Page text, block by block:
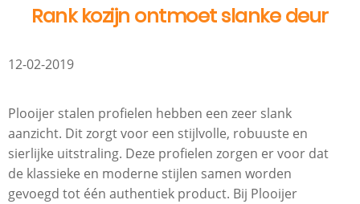
Rank kozijn ontmoet slanke deur
12-02-2019
Plooijer stalen profielen hebben een zeer slank
aanzicht. Dit zorgt voor een stijlvolle, robuuste en
sierlijke uitstraling. Deze profielen zorgen er voor dat
de klassieke en moderne stijlen samen worden
gevoegd tot één authentiek product. Bij Plooijer